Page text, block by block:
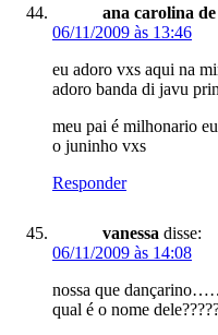
ana carolina
06/11/2009 às 13:46
eu adoro vxs aqui na
adoro banda di javu
meu pai é milhonario
o juninho vxs
Responder
vanessa disse:
06/11/2009 às 14:08
nossa que
qual é o nome